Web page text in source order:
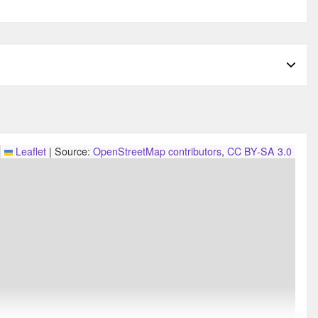
Leaflet | Source: OpenStreetMap contributors, CC BY-SA 3.0